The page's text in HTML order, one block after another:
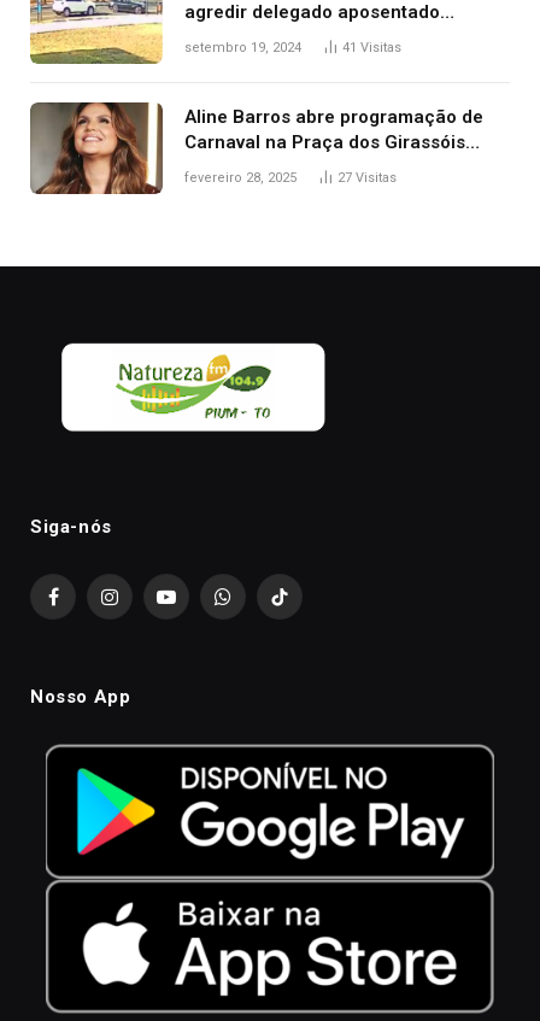
agredir delegado aposentado
durante confusão no trânsito
setembro 19, 2024 41 Visitas
Aline Barros abre programação de
Carnaval na Praça dos Girassóis
nesta sexta-feira, em Palmas
fevereiro 28, 2025 27 Visitas
Siga-nós
FacebookInstagramYouTubeWhatsAppTikTok
Nosso App